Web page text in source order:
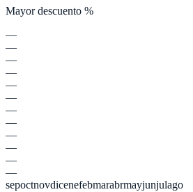
Mayor descuento %
—
—
—
—
—
—
—
—
—
—
—
—
sepoctnovdicenefebmarabrmayjunjulago